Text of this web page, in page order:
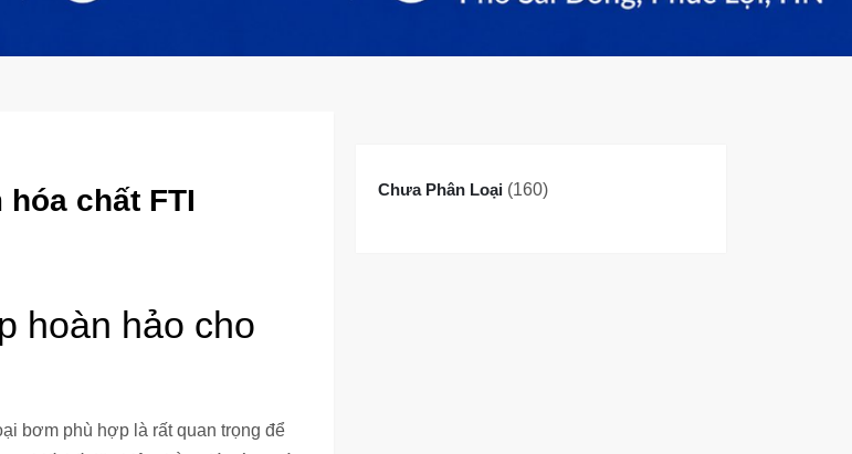
chất FTI
hoàn hảo cho
bơm phù hợp là rất quan trọng để
Chưa Phân Loại 160160